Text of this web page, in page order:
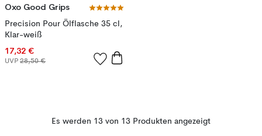
Oxo Good Grips
Precision Pour Ölflasche 35 cl,
Klar-weiß
17,32 €
UVP 28,50 €
Es werden 13 von 13 Produkten angezeigt